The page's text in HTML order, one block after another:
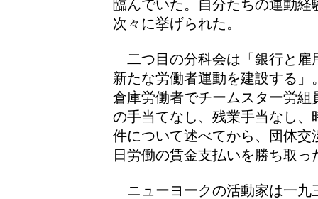
臨んでいた。自分たちの運動
次々に挙げられた。
二つ目の分科会は「銀行と雇
新たな労働者運動を建設する
倉庫労働者でチームスター労
の手当てなし、残業手当なし
件について述べてから、団体
日労働の賃金支払いを勝ち取っ
ニューヨークの活動家は一九